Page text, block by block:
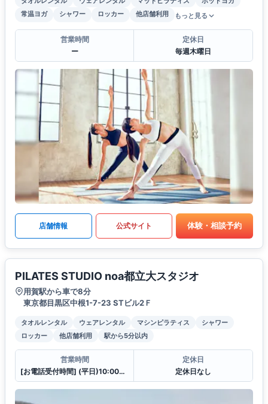
常温ヨガ
シャワー ロッカー 他店舗利用 もっと見る
営業時間
ー
定休日
毎週木曜日
店舗情報 公式サイト 体験・相談予約
PILATES STUDIO noa都立大スタジオ
用賀駅から車で8分
東京都目黒区中根1-7-23 STビル2Ｆ
タオルレンタル ウェアレンタル マシンピラティス
シャワー
ロッカー
他店舗利用 駅から5分以内
営業時間
[お電話受付時間] (平日)10:00〜23:00 (土・日)10:00〜21:00
定休日
定休日なし